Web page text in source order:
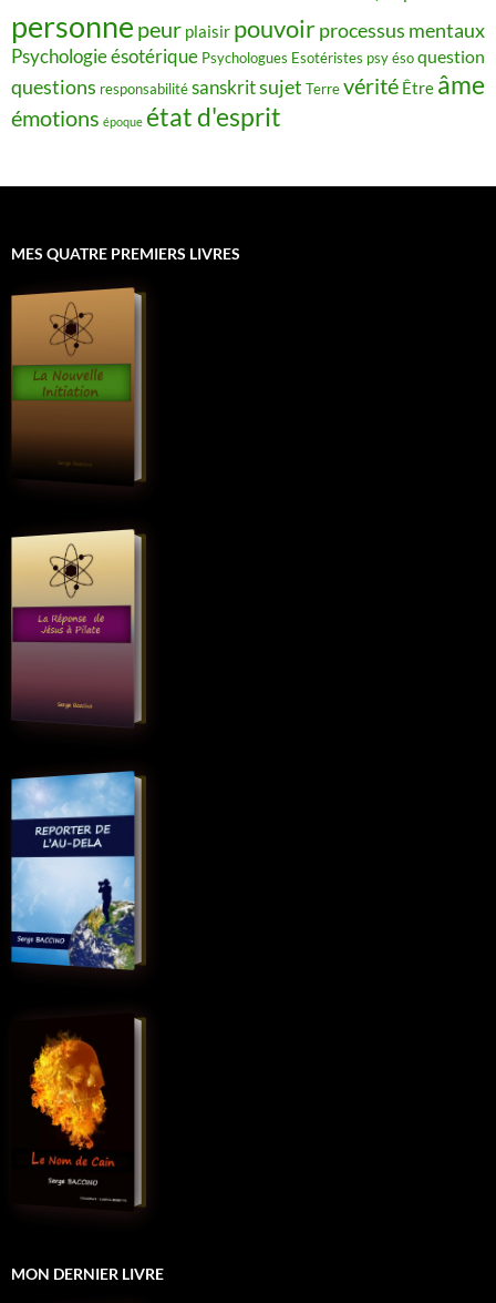
personne peur plaisir pouvoirprocessus mentaux
Psychologie ésotérique Psychologues Esotéristes psy ésoquestion
questions responsabilitésanskritsujet Terrevérité Être âme
émotions époque état d'esprit
MES QUATRE PREMIERS LIVRES
MON DERNIER LIVRE